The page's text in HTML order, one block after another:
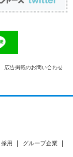
広告掲載のお問い合わせ
採用
グループ企業